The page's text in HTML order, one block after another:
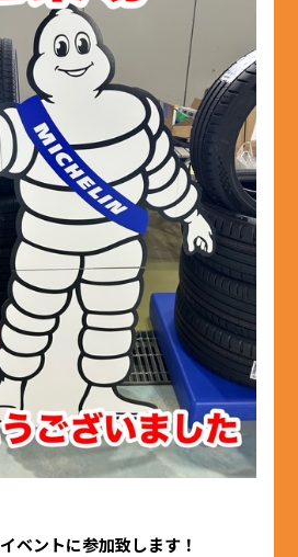
ベントに参加致します！